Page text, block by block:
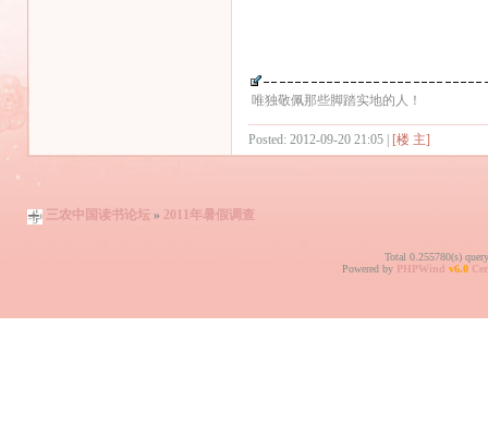
唯独敬佩那些脚踏实地的人！
Posted: 2012-09-20 21:05 | [楼 主]
三农中国读书论坛 » 2011年暑假调查
Total 0.255780(s)
Powered by PHPWind v6.0